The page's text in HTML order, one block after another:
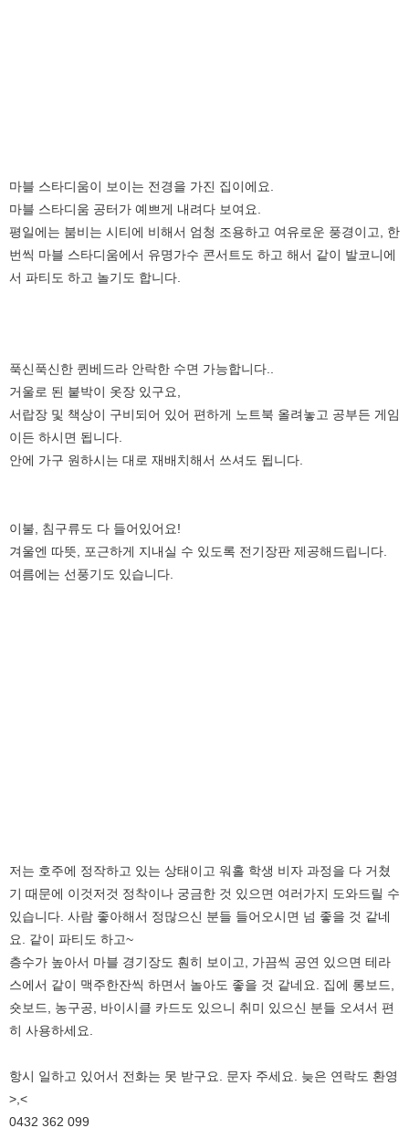
마블 스타디움이 보이는 전경을 가진 집이에요.
마블 스타디움 공터가 예쁘게 내려다 보여요.
평일에는 붐비는 시티에 비해서 엄청 조용하고 여유로운 풍경이고, 한
번씩 마블 스타디움에서 유명가수 콘서트도 하고 해서 같이 발코니에
서 파티도 하고 놀기도 합니다.
푹신푹신한 퀸베드라 안락한 수면 가능합니다..
거울로 된 붙박이 옷장 있구요,
서랍장 및 책상이 구비되어 있어 편하게 노트북 올려놓고 공부든 게임
이든 하시면 됩니다.
안에 가구 원하시는 대로 재배치해서 쓰셔도 됩니다.
이불, 침구류도 다 들어있어요!
겨울엔 따뜻, 포근하게 지내실 수 있도록 전기장판 제공해드립니다.
여름에는 선풍기도 있습니다.
저는 호주에 정작하고 있는 상태이고 워홀 학생 비자 과정을 다 거쳤
기 때문에 이것저것 정착이나 궁금한 것 있으면 여러가지 도와드릴 수
있습니다. 사람 좋아해서 정많으신 분들 들어오시면 넘 좋을 것 같네
요. 같이 파티도 하고~
층수가 높아서 마블 경기장도 훤히 보이고, 가끔씩 공연 있으면 테라
스에서 같이 맥주한잔씩 하면서 놀아도 좋을 것 같네요. 집에 롱보드,
숏보드, 농구공, 바이시클 카드도 있으니 취미 있으신 분들 오셔서 편
히 사용하세요.
항시 일하고 있어서 전화는 못 받구요. 문자 주세요. 늦은 연락도 환영
>,<
0432 362 099